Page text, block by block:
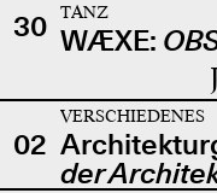
30
TANZ
WÆXE:
02
VERSCHIEDENES
der